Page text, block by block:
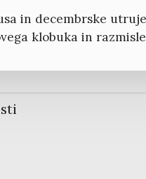
in decembrske
klobuka in